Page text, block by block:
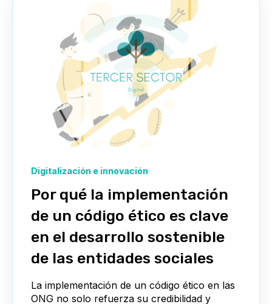
Digitalización e innovación
Por qué la implementación
de un código ético es clave
en el desarrollo sostenible
de las entidades sociales
La implementación de un código ético en las
ONG no solo refuerza su credibilidad y